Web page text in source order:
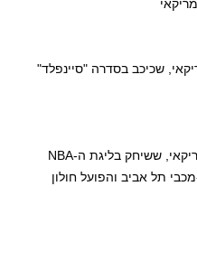
שכיכב בסדרה "סיינפלד"